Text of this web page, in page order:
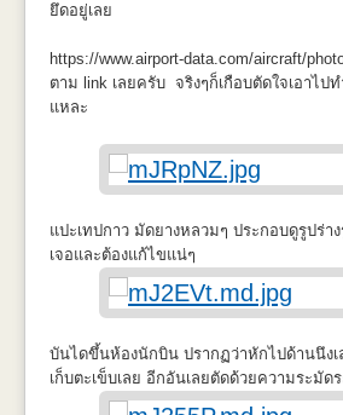
ยึดอยู่เลย
https://www.airport-data.com/aircraft/
ตาม link เลยครับ จริงๆก็เกือบตัดใจเอาไป
แหละ
แปะเทปกาว มัดยางหลวมๆ ประกอบดูรูปร่
เจอและต้องแก้ไขแน่ๆ
บันไดขึ้นห้องนักบิน ปรากฏว่าหักไปด้านนึงเ
เก็บตะเข็บเลย อีกอันเลยตัดด้วยความระมัด